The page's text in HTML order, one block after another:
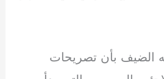
الضيف بأن تصريحات